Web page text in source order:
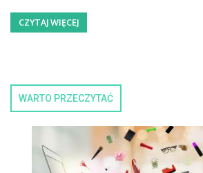
CZYTAJ WIĘCEJ
WARTO PRZECZYTAĆ